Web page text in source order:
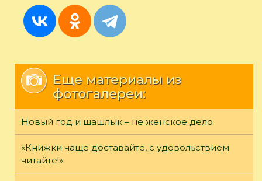
Еще материалы из
фотогалереи:
Новый год и шашлык – не женское дело
«Книжки чаще доставайте, с удовольствием
читайте!»